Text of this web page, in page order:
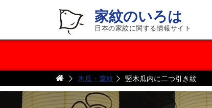
家紋のいろは
日本の家紋に関する情報サイト
木瓜・窠紋 竪木瓜内に二つ引き紋